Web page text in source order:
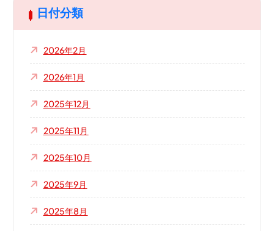
日付分類
2026年2月
2026年1月
2025年12月
2025年11月
2025年10月
2025年9月
2025年8月